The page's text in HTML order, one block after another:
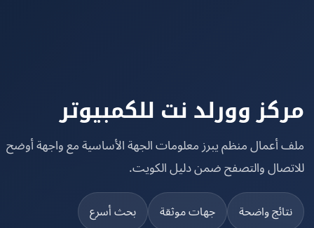
وورلد نت للكمبيوتر
منظم يبرز معلومات الجهة الأساسية مع واجهة أوضح
والتصفح ضمن دليل الكويت.
واضحة جهات موثقة بحث أسرع